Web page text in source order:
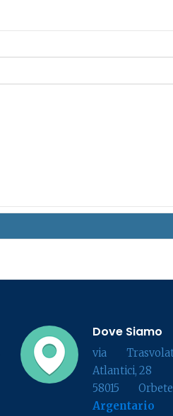
Dove Siamo
via
Atlantici, 28
58015
Argentario